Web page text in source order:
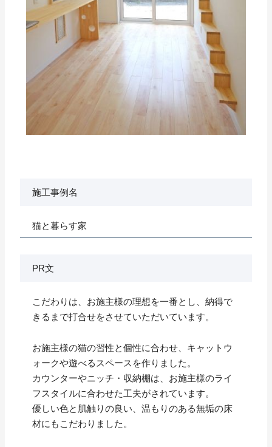
施工事例名
猫と暮らす家
PR文
こだわりは、お施主様の理想を一番とし、納得で
きるまで打合せをさせていただいています。
お施主様の猫の習性と個性に合わせ、キャットウ
ォークや遊べるスペースを作りました。
カウンターやニッチ・収納棚は、お施主様のライ
フスタイルに合わせた工夫がされています。
優しい色と肌触りの良い、温もりのある無垢の床
材にもこだわりました。